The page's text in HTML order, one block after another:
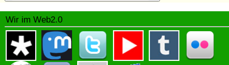
Wir im Web2.0